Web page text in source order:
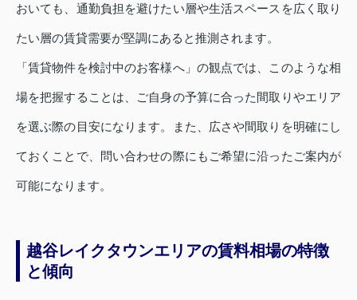
おいても、通勤負担を避けたい層や生活スペースを広く取り
たい層の賃貸需要が堅調にあると推測されます。
「賃貸物件を検討中のお客様へ」の観点では、このような相
場を把握することは、ご自身の予算に合った間取りやエリア
を選ぶ際の目安になります。また、広さや間取りを明確にし
ておくことで、問い合わせの際にもご希望に沿ったご案内が
可能になります。
越谷レイクタウンエリアの賃料相場の特徴
と傾向